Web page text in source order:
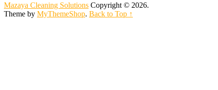
Mazaya Cleaning Solutions Copyright © 2026.
Theme by MyThemeShop. Back to Top ↑